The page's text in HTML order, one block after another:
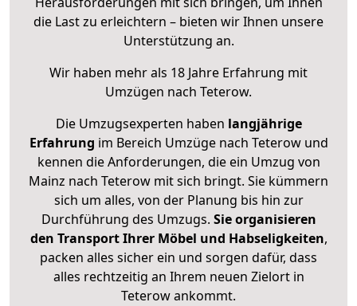
die Last zu erleichtern – bieten wir Ihnen unsere
Unterstützung an.
Wir haben mehr als 18 Jahre Erfahrung mit
Umzügen nach Teterow.
Die Umzugsexperten haben langjährige
Erfahrung im Bereich Umzüge nach Teterow und
kennen die Anforderungen, die ein Umzug von
Mainz nach Teterow mit sich bringt. Sie kümmern
sich um alles, von der Planung bis hin zur
Durchführung des Umzugs. Sie organisieren
den Transport Ihrer Möbel und Habseligkeiten,
packen alles sicher ein und sorgen dafür, dass
alles rechtzeitig an Ihrem neuen Zielort in
Teterow ankommt.